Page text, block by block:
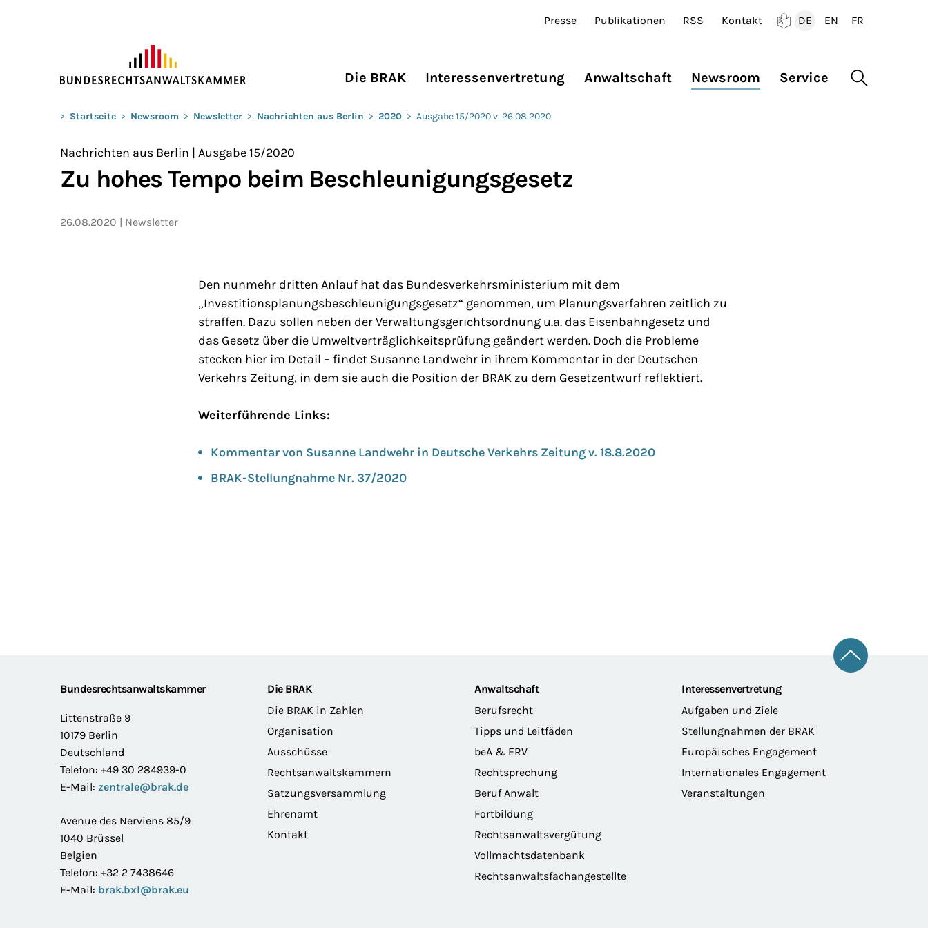
Presse Publikationen RSS Kontakt
DE
EN
FR
Die BRAK Interessenvertretung Anwaltschaft Newsroom Service Suche
Sie befinden sich hier:
> Startseite > Newsroom > Newsletter > Nachrichten aus Berlin > 2020 > Ausgabe 15/2020 v. 26.08.2020
Nachrichten aus Berlin | Ausgabe 15/2020
Zu hohes Tempo beim Beschleunigungsgesetz
26.08.2020 Newsletter
Den nunmehr dritten Anlauf hat das Bundesverkehrsministerium mit dem
„Investitionsplanungsbeschleunigungsgesetz“ genommen, um Planungsverfahren zeitlich zu
straffen. Dazu sollen neben der Verwaltungsgerichtsordnung u.a. das Eisenbahngesetz und
das Gesetz über die Umweltverträglichkeitsprüfung geändert werden. Doch die Probleme
stecken hier im Detail – findet Susanne Landwehr in ihrem Kommentar in der Deutschen
Verkehrs Zeitung, in dem sie auch die Position der BRAK zu dem Gesetzentwurf reflektiert.
Weiterführende Links:
Kommentar von Susanne Landwehr in Deutsche Verkehrs Zeitung v. 18.8.2020
BRAK-Stellungnahme Nr. 37/2020
Footer
Zum
Bundesrechtsanwaltskammer
Littenstraße 9
10179 Berlin
Deutschland
Telefon: +49 30 284939-0
E-Mail: zentrale@brak.de
Avenue des Nerviens 85/9
1040 Brüssel
Belgien
Telefon: +32 2 7438646
E-Mail: brak.bxl@brak.eu
Die BRAK
Die BRAK in Zahlen
Organisation
Ausschüsse
Rechtsanwaltskammern
Satzungsversammlung
Ehrenamt
Kontakt
Anwaltschaft
Berufsrecht
Tipps und Leitfäden
beA & ERV
Rechtsprechung
Beruf Anwalt
Fortbildung
Rechtsanwaltsvergütung
Vollmachtsdatenbank
Rechtsanwaltsfachangestellte
Interessenvertretung
Aufgaben und Ziele
Stellungnahmen der BRAK
Europäisches Engagement
Internationales Engagement
Veranstaltungen